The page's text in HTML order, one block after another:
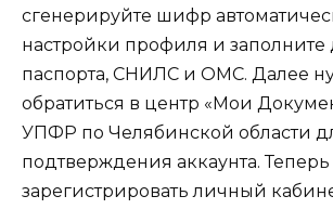
сгенерируйте шифр
настройки профиля и заполните
паспорта, СНИЛС и ОМС. Далее
обратиться в центр «Мои
УПФР по Челябинской области
подтверждения аккаунта.
зарегистрировать личный